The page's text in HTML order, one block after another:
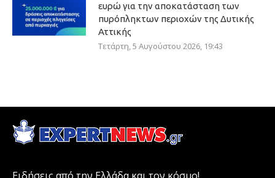
ευρώ για την αποκατάσταση των
πυρόπληκτων περιοχών της Δυτικής
Αττικής
Τετάρτη, 5 Αυγούστου 2026, 19:43